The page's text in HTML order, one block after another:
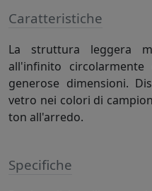
Caratteristiche
La struttura leggera
all'infinito
generose dimensioni.
vetro nei colori di
ton all'arredo.
Specifiche